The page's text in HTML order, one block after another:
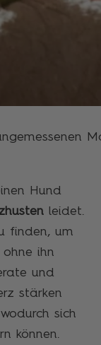
Hund
leidet.
finden, um
ihn
und
stärken
sich
können.